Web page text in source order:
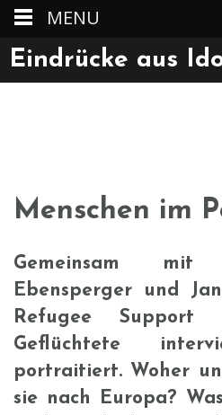
Skip
toEindrücke aus
Menschen im
Gemeinsam
Ebensperger und
Refugee
Geflüchtete
portraitiert. Woher
sie nach Europa?
MENU